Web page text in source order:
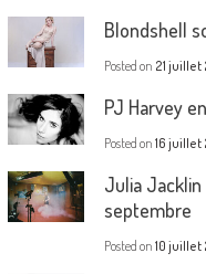
Blondshell
Posted on 21 juillet
PJ Harvey
Posted on 16 juillet
Julia Jacklin
septembre
Posted on 10 juillet